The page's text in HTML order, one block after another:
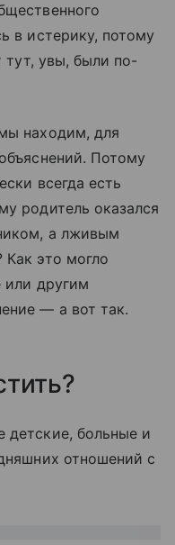
в истерику, потому
тут, увы, были по-
находим, для
Потому
всегда есть
родитель оказался
а лживым
Как это могло
или другим
— а вот так.
больные и
отношений с